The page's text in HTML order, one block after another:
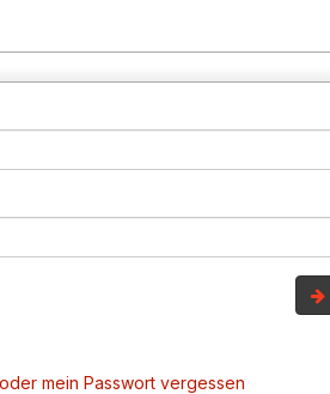
mein Passwort vergessen